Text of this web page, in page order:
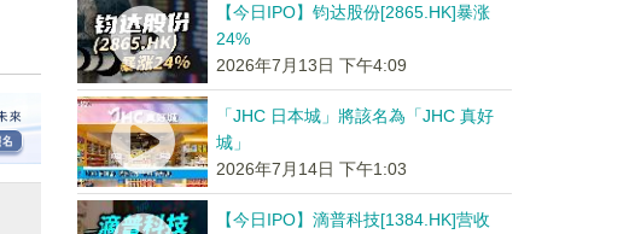
【今日IPO】钧达股份[2865.HK]暴涨
24%
2026年7月13日 下午4:09
「JHC 日本城」將該名為「JHC 真好
城」
2026年7月14日 下午1:03
【今日IPO】滴普科技[1384.HK]营收